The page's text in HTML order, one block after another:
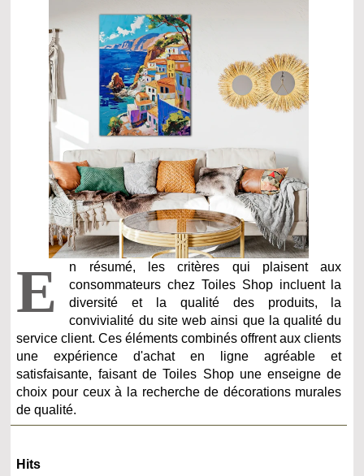
E
n résumé, les critères qui plaisent aux
consommateurs chez Toiles Shop incluent la
diversité et la qualité des produits, la
convivialité du site web ainsi que la qualité du
service client. Ces éléments combinés offrent aux clients
une expérience d'achat en ligne agréable et
satisfaisante, faisant de Toiles Shop une enseigne de
choix pour ceux à la recherche de décorations murales
de qualité.
Hits